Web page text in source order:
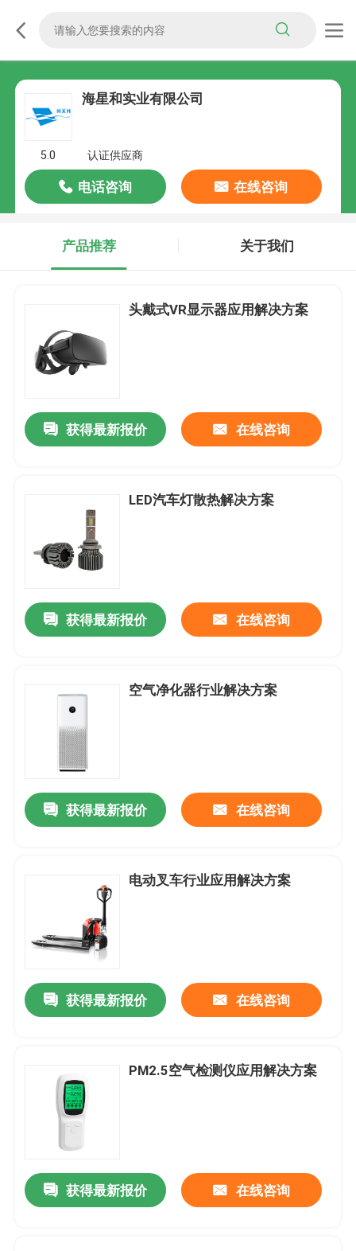
海星和实业有限公司
5.0 认证供应商
电话咨询 在线咨询
产品推荐 关于我们
头戴式VR显示器应用解决方案
获得最新报价 在线咨询
LED汽车灯散热解决方案
获得最新报价 在线咨询
空气净化器行业解决方案
获得最新报价 在线咨询
电动叉车行业应用解决方案
获得最新报价 在线咨询
PM2.5空气检测仪应用解决方案
获得最新报价 在线咨询